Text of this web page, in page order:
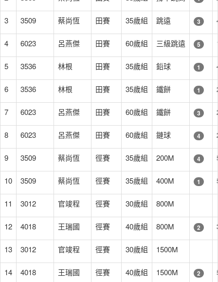
3 3509 蔡尚恆 田賽 35歲組 跳遠 3
4 6023 呂燕傑 田賽 60歲組 三級跳遠 5
5 3536 林根 田賽 35歲組 鉛球 1
6 3536 林根 田賽 35歲組 鐵餅 1
7 6023 呂燕傑 田賽 60歲組 鐵餅 3
8 6023 呂燕傑 田賽 60歲組 鏈球 4
9 3509 蔡尚恆 徑賽 35歲組 200M 4
10 3509 蔡尚恆 徑賽 35歲組 400M 1
11 3012 官竣程 徑賽 30歲組 800M
12 4018 王瑞國 徑賽 40歲組 800M 2
13 3012 官竣程 徑賽 30歲組 1500M
14 4018 王瑞國 徑賽 40歲組 1500M 2